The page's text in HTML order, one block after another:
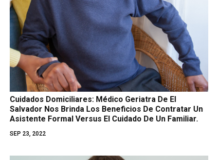
Cuidados Domiciliares: Médico Geriatra De El
Salvador Nos Brinda Los Beneficios De Contratar Un
Asistente Formal Versus El Cuidado De Un Familiar.
SEP 23, 2022